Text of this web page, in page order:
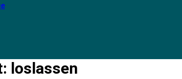
loslassen